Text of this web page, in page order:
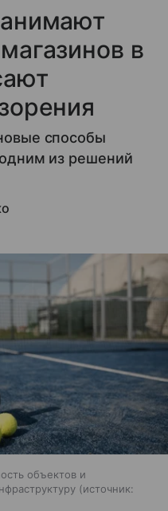
в
способы
из решений
объектов и
источник: